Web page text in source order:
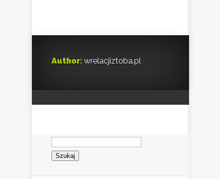
Author: wrelacjiztoba.pl
Szukaj: